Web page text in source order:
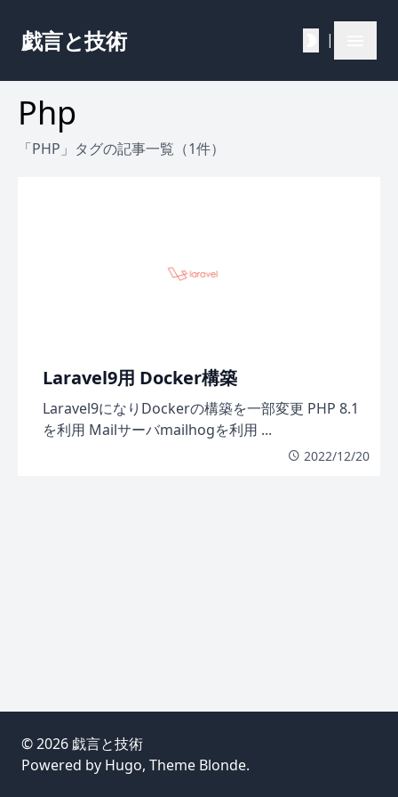
戯言と技術 |
Php
「PHP」タグの記事一覧（1件）
Laravel9用 Docker構築
Laravel9になりDockerの構築を一部変更 PHP 8.1
を利用 Mailサーバmailhogを利用 ...
2022/12/20
© 2026 戯言と技術
Powered by Hugo, Theme Blonde.